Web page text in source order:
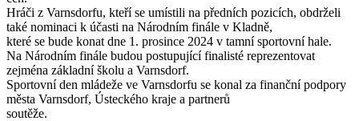
Hráči z Varnsdorfu, kteří se umístili na předních pozicích, obdrželi
také nominaci k účasti na Národním finále v Kladně,
které se bude konat dne 1. prosince 2024 v tamní sportovní hale.
Na Národním finále budou postupující finalisté reprezentovat
zejména základní školu a Varnsdorf.
Sportovní den mládeže ve Varnsdorfu se konal za finanční podpory
města Varnsdorf, Ústeckého kraje a partnerů
soutěže.